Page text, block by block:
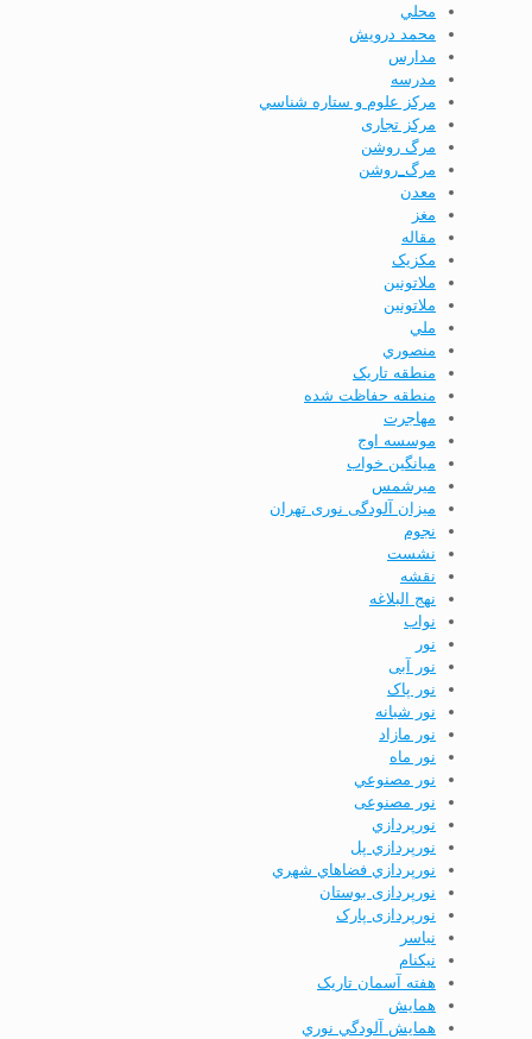
محلي
محمد درویش
مدارس
مدرسه
مركز علوم و ستاره شناسي
مرکز تجاری
مرگ روشن
مرگ_روشن
معدن
مغز
مقاله
مکزیک
ملاتونين
ملاتونین
ملي
منصوري
منطقه تاریک
منطقه حفاظت شده
مهاجرت
موسسه اوج
ميانگين خواب
ميرشمس
میزان آلودگی نوری تهران
نجوم
نشست
نقشه
نهج البلاغه
نواب
نور
نور آبی
نور پاک
نور شبانه
نور مازاد
نور ماه
نور مصنوعي
نور مصنوعی
نورپردازي
نورپردازي پل
نورپردازي فضاهاي شهري
نورپردازی بوستان
نورپردازی پارک
نياسر
نیکنام
هفته آسمان تاریک
همايش
همايش آلودگي نوري